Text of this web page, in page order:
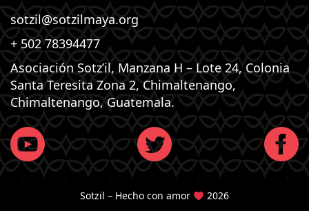
sotzil@sotzilmaya.org
+ 502 78394477
Asociación Sotz’il, Manzana H – Lote 24, Colonia
Santa Teresita Zona 2, Chimaltenango,
Chimaltenango, Guatemala.
Sotzil – Hecho con amor 2026